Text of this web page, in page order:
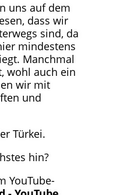
uns auf dem
dass wir
sind, da
mindestens
Manchmal
wohl auch ein
wir mit
und
Türkei.
hin?
YouTube-